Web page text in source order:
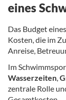
eines
Das Budget
Kosten, die im
Anreise,
Im
Wasserzeiten,
zentrale Rolle